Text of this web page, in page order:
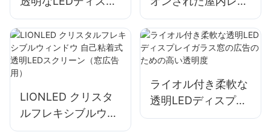
レイP10ガラス窓店/
広告のためのP10
タルLEDディスプレ
イ画面P2.604
LIONLED クリスタ
ルフレキシブルウィ
ンドウ 自己粘着式透
ライオル付き柔軟な
透明LEDディスプレ
イガラス窓の広告の